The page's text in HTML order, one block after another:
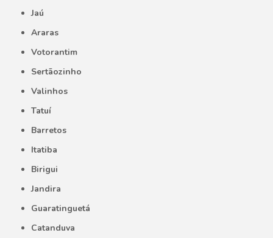
Jaú
Araras
Votorantim
Sertãozinho
Valinhos
Tatuí
Barretos
Itatiba
Birigui
Jandira
Guaratinguetá
Catanduva